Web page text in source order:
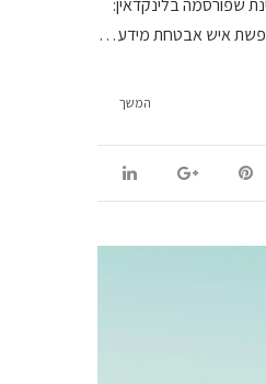
שפורסמה בלינקדאין:
איש אבטחת מידע…
המשך